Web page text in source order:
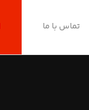
تماس با ما